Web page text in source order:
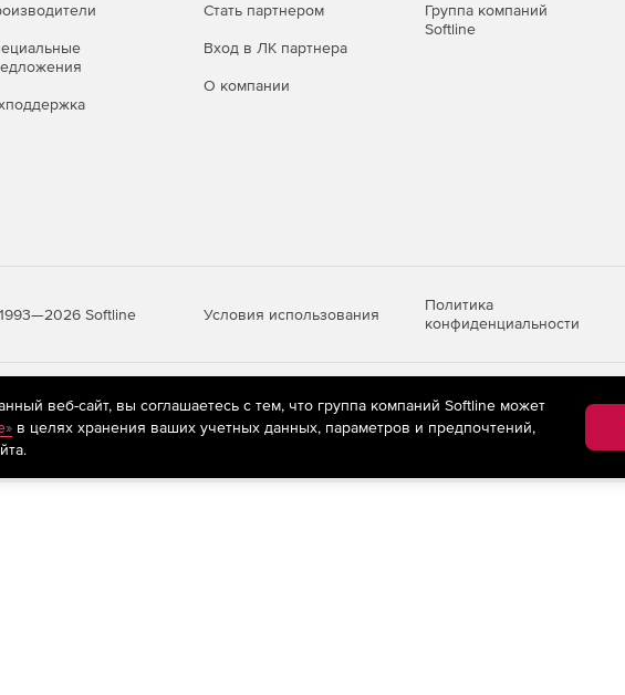
Стать партнером
Вход в ЛК партнера
О компании
Группа компаний
Softline
Softline Условия использования
Политика
конфиденциальности
рекомендательные технологии(информационные технологии предоставления
пользователей сети «Интернет», находящихся на территории
веб-сайт, вы соглашаетесь с тем, что группа компаний Softline может
в целях хранения ваших учетных данных, параметров и предпочтений,